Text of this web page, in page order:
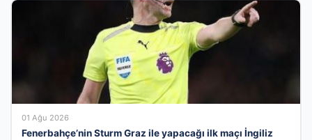
01 Ağu 2026
Fenerbahçe’nin Sturm Graz ile yapacağı ilk maçı İngiliz